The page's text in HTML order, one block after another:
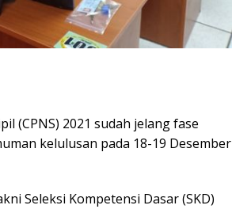
(CPNS) 2021 sudah jelang fase
kelulusan pada 18-19 Desember
Seleksi Kompetensi Dasar (SKD)